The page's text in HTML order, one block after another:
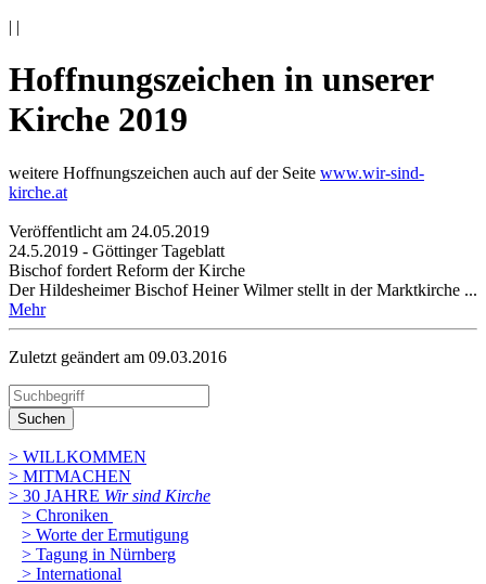
| |
Hoffnungszeichen in unserer
Kirche 2019
weitere Hoffnungszeichen auch auf der Seite www.wir-sind-
kirche.at
Veröffentlicht am 24­.05.2019
24.5.2019 - Göttinger Tageblatt
Bischof fordert Reform der Kirche
Der Hildesheimer Bischof Heiner Wilmer stellt in der Marktkirche ...
Mehr
Zuletzt geändert am 09­.03.2016
Suchen
> WILLKOMMEN
> MITMACHEN
> 30 JAHRE Wir sind Kirche
> Chroniken
> Worte der Ermutigung
> Tagung in Nürnberg
> International